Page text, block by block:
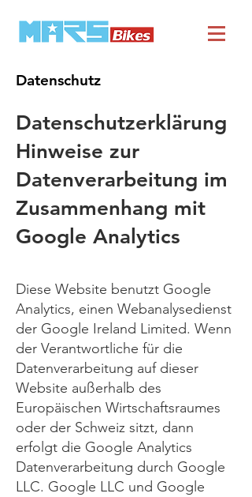
Datenschutz
Datenschutzerklärung
Hinweise zur
Datenverarbeitung im
Zusammenhang mit
Google Analytics
Diese Website benutzt Google
Analytics, einen Webanalysedienst
der Google Ireland Limited. Wenn
der Verantwortliche für die
Datenverarbeitung auf dieser
Website außerhalb des
Europäischen Wirtschaftsraumes
oder der Schweiz sitzt, dann
erfolgt die Google Analytics
Datenverarbeitung durch Google
LLC. Google LLC und Google